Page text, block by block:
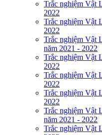
Trắc nghiệm Vật
2022
Trắc nghiệm Vật
2022
Trắc nghiệm Vật
năm 2021 - 2022
Trắc nghiệm Vật
2022
Trắc nghiệm Vật
2022
Trắc nghiệm Vật
2022
Trắc nghiệm Vật
năm 2021 - 2022
Trắc nghiệm Vật